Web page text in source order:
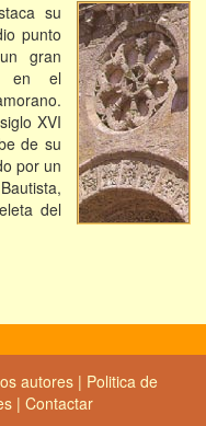
su
punto
gran
en el
XVI
de su
por un
del
autores| Politica de
| Contactar